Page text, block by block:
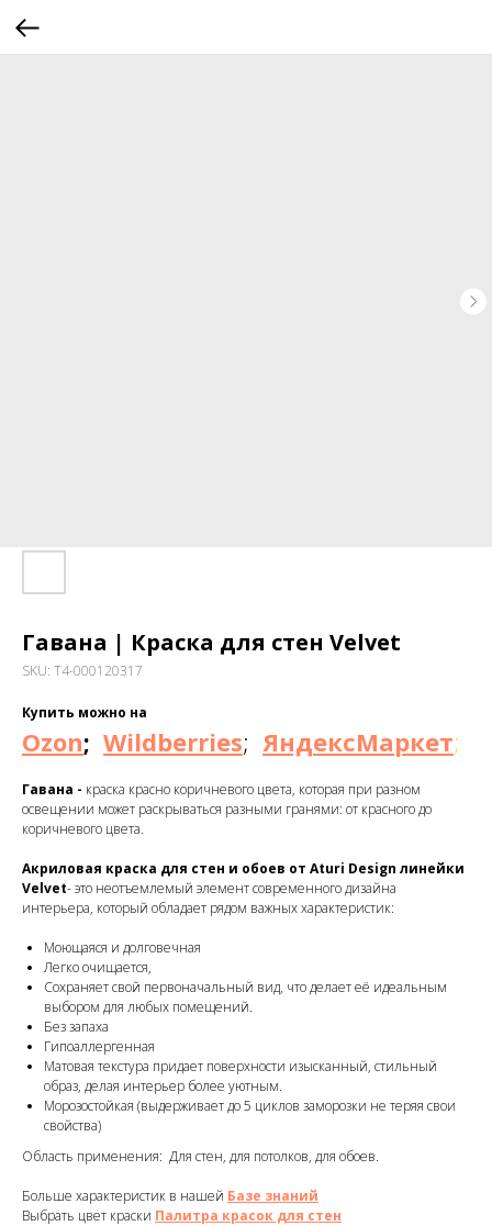
Гавана | Краска для стен Velvet
SKU: T4-000120317
Купить можно на
Ozon; Wildberries; ЯндексМаркет;
Гавана - краска красно коричневого цвета, которая при разном
освещении может раскрываться разными гранями: от красного до
коричневого цвета.
Акриловая краска для стен и обоев от Aturi Design линейки
Velvet- это неотъемлемый элемент современного дизайна
интерьера, который обладает рядом важных характеристик:
Моющаяся и долговечная
Легко очищается,
Сохраняет свой первоначальный вид, что делает её идеальным
выбором для любых помещений.
Без запаха
Гипоаллергенная
Матовая текстура придает поверхности изысканный, стильный
образ, делая интерьер более уютным.
Морозостойкая (выдерживает до 5 циклов заморозки не теряя свои
свойства)
Область применения: Для стен, для потолков, для обоев.
Больше характеристик в нашей Базе знаний
Выбрать цвет краски Палитра красок для стен